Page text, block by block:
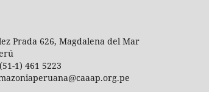
Prada 626, Magdalena del Mar
1) 461 5223